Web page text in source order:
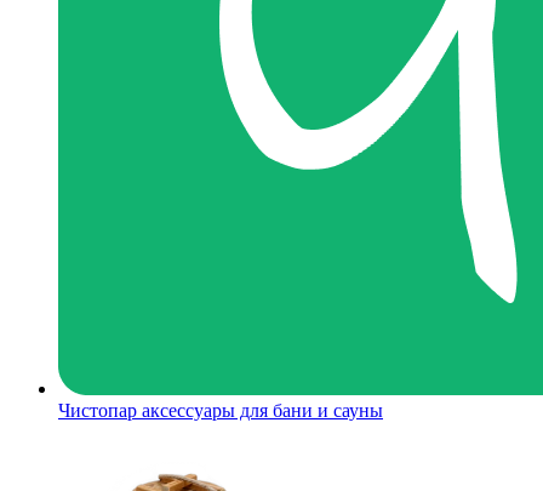
Чистопар аксессуары для бани и сауны